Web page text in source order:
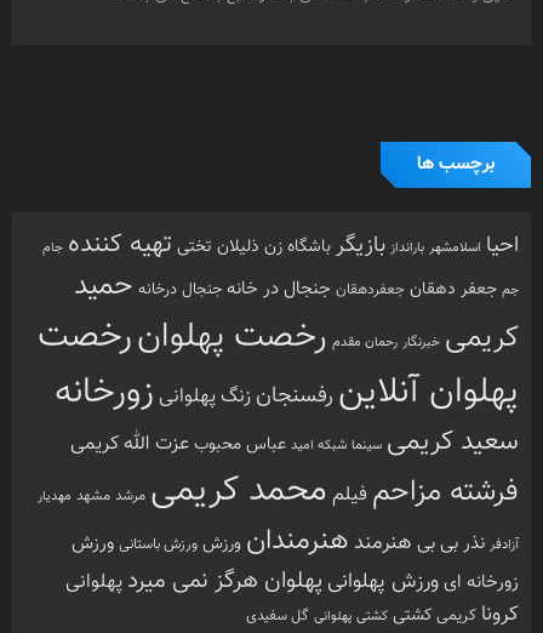
برچسب ها
احیا اسلامشهر بارانداز بازیگرباشگاه زن ذلیلان تختی تهیه کننده جام
جم جعفر دهقان جعفردهقان جنجال در خانه جنجال درخانه حمید
کریمی خبرنگار رحمان مقدم رخصت پهلوانرخصت
پهلوان آنلاین رفسنجان زنگ پهلوانی زورخانه
سعید کریمی سینما شبکه امید عباس محبوبعزت الله کریمی
فرشته مزاحمفیلم محمد کریمی مرشد مشهد مهدیار
آزادفر نذر بی بی هنرمند هنرمندان ورزش ورزش باستانی ورزش
زورخانه ای ورزش پهلوانی پهلوان هرگز نمی میرد پهلوانی
کرونا کریمی کشتی کشتی پهلوانی گل سفیدی